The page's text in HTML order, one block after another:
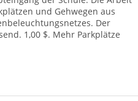
und Gehwegen aus
Der
1,00 $. Mehr Parkplätze